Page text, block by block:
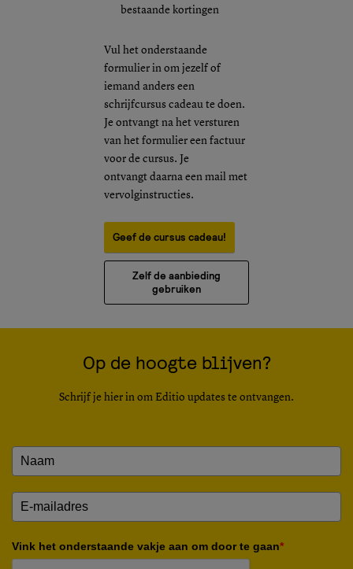
bestaande kortingen
Vul het onderstaande
formulier in om jezelf of
iemand anders een
schrijfcursus cadeau te doen.
Je ontvangt na het versturen
van het formulier een factuur
voor de cursus. Je
ontvangt daarna een mail met
vervolginstructies.
Geef de cursus cadeau!
Zelf de aanbieding
gebruiken
Op de hoogte blijven?
Schrijf je hier in om Editio updates te ontvangen.
Vink het onderstaande vakje aan om door te gaan*